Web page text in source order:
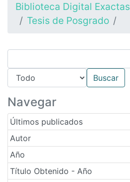
Biblioteca Digital Exactas
Tesis de Posgrado
Navegar
Últimos publicados
Autor
Año
Título Obtenido - Año